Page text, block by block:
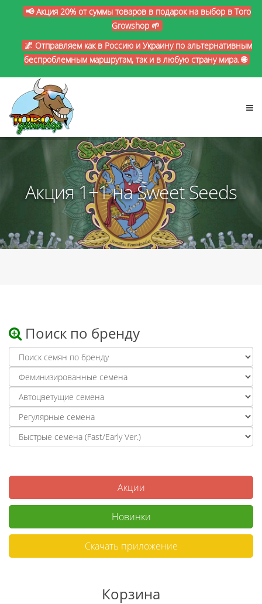
📢 Акция 20% от суммы товаров в подарок на выбор в Toro
Growshop 🌱
🌌 Отправляем как в Россию и Украину по альтернативным
беспроблемным маршрутам, так и в любую страну мира. 🌐
Акция 1+1 на Sweet Seeds
Поиск по бренду
Акции
Новинки
Скачать приложение
Корзина